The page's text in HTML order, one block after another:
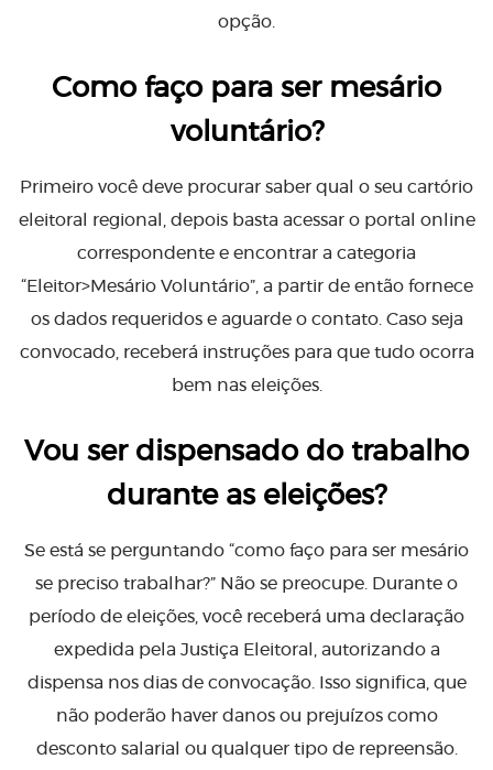
opção.
Como faço para ser mesário
voluntário?
Primeiro você deve procurar saber qual o seu cartório
eleitoral regional, depois basta acessar o portal online
correspondente e encontrar a categoria
“Eleitor>Mesário Voluntário”, a partir de então fornece
os dados requeridos e aguarde o contato. Caso seja
convocado, receberá instruções para que tudo ocorra
bem nas eleições.
Vou ser dispensado do trabalho
durante as eleições?
Se está se perguntando “como faço para ser mesário
se preciso trabalhar?” Não se preocupe. Durante o
período de eleições, você receberá uma declaração
expedida pela Justiça Eleitoral, autorizando a
dispensa nos dias de convocação. Isso significa, que
não poderão haver danos ou prejuízos como
desconto salarial ou qualquer tipo de repreensão.